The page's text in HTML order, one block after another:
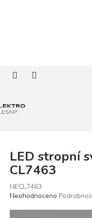
LED stropní
CL7463
NECL7463
Průměrné
Neohodnoceno